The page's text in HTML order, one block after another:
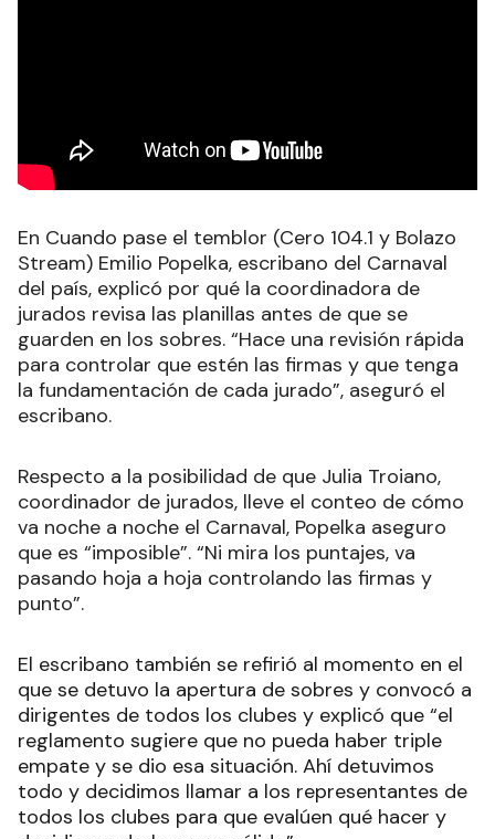
En Cuando pase el temblor (Cero 104.1 y Bolazo
Stream) Emilio Popelka, escribano del Carnaval
del país, explicó por qué la coordinadora de
jurados revisa las planillas antes de que se
guarden en los sobres. “Hace una revisión rápida
para controlar que estén las firmas y que tenga
la fundamentación de cada jurado”, aseguró el
escribano.
Respecto a la posibilidad de que Julia Troiano,
coordinador de jurados, lleve el conteo de cómo
va noche a noche el Carnaval, Popelka aseguro
que es “imposible”. “Ni mira los puntajes, va
pasando hoja a hoja controlando las firmas y
punto”.
El escribano también se refirió al momento en el
que se detuvo la apertura de sobres y convocó a
dirigentes de todos los clubes y explicó que “el
reglamento sugiere que no pueda haber triple
empate y se dio esa situación. Ahí detuvimos
todo y decidimos llamar a los representantes de
todos los clubes para que evalúen qué hacer y